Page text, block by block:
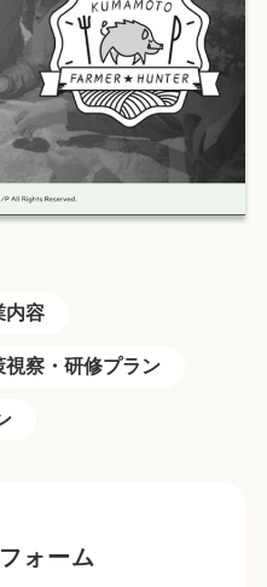
内容
察・研修プラン
ォーム